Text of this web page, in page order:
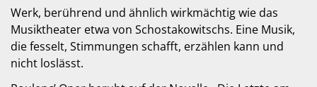
Werk, berührend und ähnlich wirkmächtig wie das
Musiktheater etwa von Schostakowitschs. Eine Musik,
die fesselt, Stimmungen schafft, erzählen kann und
nicht loslässt.